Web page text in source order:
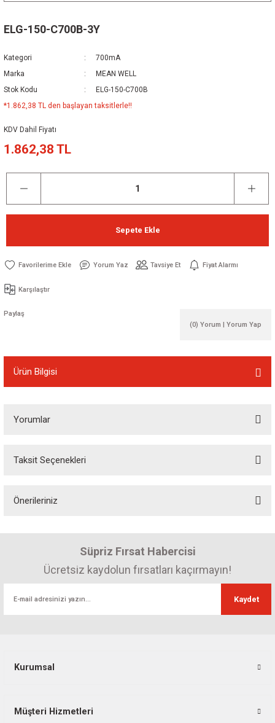
ELG-150-C700B-3Y
Kategori
700mA
Marka
MEAN WELL
Stok Kodu
ELG-150-C700B
*1.862,38 TL den başlayan taksitlerle!!
KDV Dahil Fiyatı
1.862,38 TL
Sepete Ekle
Yorum Yaz Tavsiye Et Fiyat Alarmı
Karşılaştır
Paylaş
(0) Yorum | Yorum Yap
Ürün Bilgisi
Yorumlar
Taksit Seçenekleri
Önerileriniz
Görüş ve önerileriniz için teşekkür ederiz.
Ürün resmi kalitesiz, bozuk veya görüntülenemiyor.
Bu ürüne benzer farklı alternatifler olmalı.
Süpriz Fırsat Habercisi
Ücretsiz kaydolun fırsatları kaçırmayın!
Kaydet
Kurumsal
Müşteri Hizmetleri